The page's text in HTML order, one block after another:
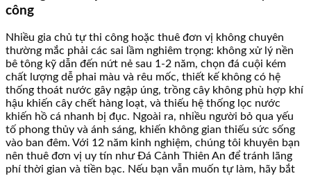
công
Nhiều gia chủ tự thi công hoặc thuê đơn vị không chuyên
thường mắc phải các sai lầm nghiêm trọng: không xử lý nền
bê tông kỹ dẫn đến nứt nẻ sau 1-2 năm, chọn đá cuội kém
chất lượng dễ phai màu và rêu mốc, thiết kế không có hệ
thống thoát nước gây ngập úng, trồng cây không phù hợp khí
hậu khiến cây chết hàng loạt, và thiếu hệ thống lọc nước
khiến hồ cá nhanh bị đục. Ngoài ra, nhiều người bỏ qua yếu
tố phong thủy và ánh sáng, khiến không gian thiếu sức sống
vào ban đêm. Với 12 năm kinh nghiệm, chúng tôi khuyên bạn
nên thuê đơn vị uy tín như Đá Cảnh Thiên An để tránh lãng
phí thời gian và tiền bạc. Nếu bạn vẫn muốn tự làm, hãy bắt